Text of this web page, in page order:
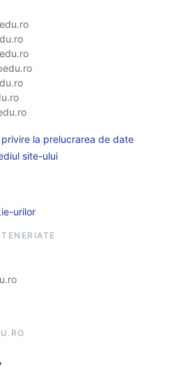
la prelucrarea de date
site-ului
urilor